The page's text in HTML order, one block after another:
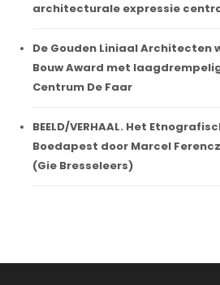
architecturale expressie
De Gouden Liniaal Architecten
Bouw Award met
Centrum De Faar
BEELD/VERHAAL. Het
Boedapest door Marcel
(Gie Bresseleers)